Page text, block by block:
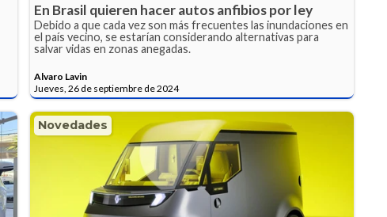
En Brasil quieren hacer autos anfibios por ley
Debido a que cada vez son más frecuentes las inundaciones en
el país vecino, se estarían considerando alternativas para
salvar vidas en zonas anegadas.
Alvaro Lavin
Jueves, 26 de septiembre de 2024
Novedades